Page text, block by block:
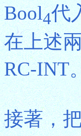
Bool4代
在上述
RC-INT
接著，